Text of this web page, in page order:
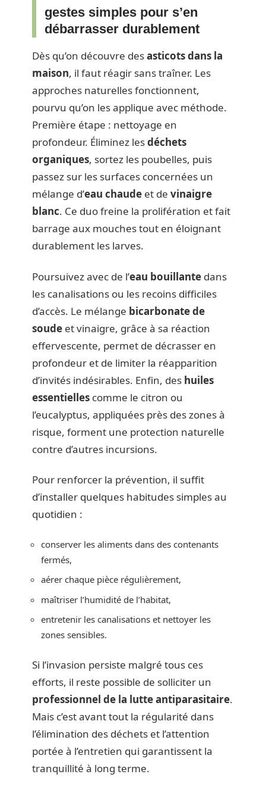
gestes simples pour s’en
débarrasser durablement
Dès qu’on découvre desasticots dans la
maison, il faut réagir sans traîner. Les
approches naturelles fonctionnent,
pourvu qu’on les applique avec méthode.
Première étape : nettoyage en
profondeur. Éliminez lesdéchets
organiques, sortez les poubelles, puis
passez sur les surfaces concernées un
mélange d’eau chaude et de vinaigre
blanc. Ce duo freine la prolifération et fait
barrage aux mouches tout en éloignant
durablement les larves.
Poursuivez avec de l’eau bouillante dans
les canalisations ou les recoins difficiles
d’accès. Le mélange bicarbonate de
soude et vinaigre, grâce à sa réaction
effervescente, permet de décrasser en
profondeur et de limiter la réapparition
d’invités indésirables. Enfin, des huiles
essentielles comme le citron ou
l’eucalyptus, appliquées près des zones à
risque, forment une protection naturelle
contre d’autres incursions.
Pour renforcer la prévention, il suffit
d’installer quelques habitudes simples au
quotidien :
conserver les aliments dans des contenants
fermés,
aérer chaque pièce régulièrement,
maîtriser l’humidité de l’habitat,
entretenir les canalisations et nettoyer les
zones sensibles.
Si l’invasion persiste malgré tous ces
efforts, il reste possible de solliciter un
professionnel de la lutte antiparasitaire.
Mais c’est avant tout la régularité dans
l’élimination des déchets et l’attention
portée à l’entretien qui garantissent la
tranquillité à long terme.